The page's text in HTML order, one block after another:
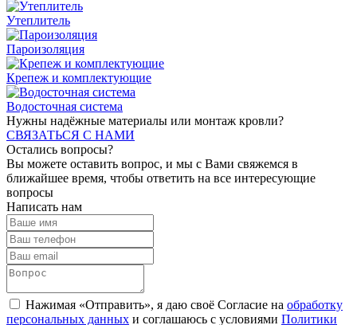
Утеплитель
Пароизоляция
Крепеж и комплектующие
Водосточная система
Нужны надёжные материалы или монтаж кровли?
СВЯЗАТЬСЯ С НАМИ
Остались вопросы?
Вы можете оставить вопрос, и мы с Вами свяжемся в
ближайшее время, чтобы ответить на все интересующие
вопросы
Написать нам
Нажимая «Отправить», я даю своё Согласие на обработку
персональных данных и соглашаюсь с условиями Политики